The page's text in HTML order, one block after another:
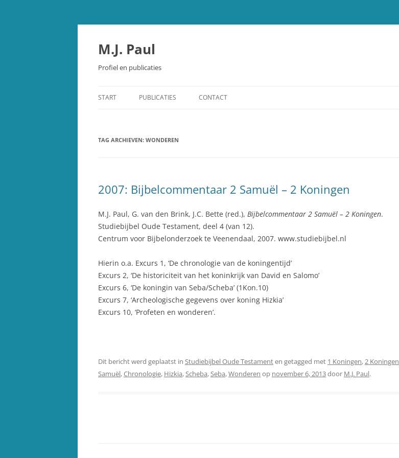
Spring
M.J. Paul
Profiel en publicaties
START PUBLICATIES
STUDIEBIJBEL OUDE TESTAMENT
CONTACT
TAG ARCHIEVEN: WONDEREN
2007: Bijbelcommentaar 2 Samuël – 2 Koningen
M.J. Paul, G. van den Brink, J.C. Bette (red.), Bijbelcommentaar 2 Samuël – 2 Koningen.
Studiebijbel Oude Testament, deel 4 (van 12).
Centrum voor Bijbelonderzoek te Veenendaal, 2007. www.studiebijbel.nl
Hierin o.a. Excurs 1, ‘De chronologie van de koningentijd’
Excurs 2, ‘De historiciteit van het koninkrijk van David en Salomo’
Excurs 6, ‘De koningin van Seba/Scheba’ (1Kon.10)
Excurs 7, ‘Archeologische gegevens over koning Hizkia’
Excurs 10, ‘Profeten en wonderen’.
Dit bericht werd geplaatst in Studiebijbel Oude Testamenten getagged met 1 Koningen,2 Koningen
Samuël,Chronologie, Hizkia,Scheba,Seba,Wonderen op november 6, 2013door M.J. Paul.